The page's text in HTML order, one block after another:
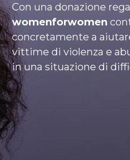
Con una donazione
womenforwomen
concretamente a
vittime di violenza e
in una situazione di